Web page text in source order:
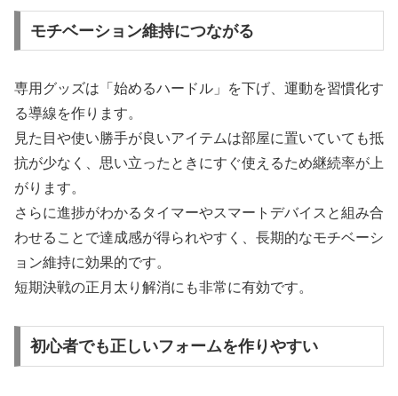
モチベーション維持につながる
専用グッズは「始めるハードル」を下げ、運動を習慣化す
る導線を作ります。
見た目や使い勝手が良いアイテムは部屋に置いていても抵
抗が少なく、思い立ったときにすぐ使えるため継続率が上
がります。
さらに進捗がわかるタイマーやスマートデバイスと組み合
わせることで達成感が得られやすく、長期的なモチベーシ
ョン維持に効果的です。
短期決戦の正月太り解消にも非常に有効です。
初心者でも正しいフォームを作りやすい